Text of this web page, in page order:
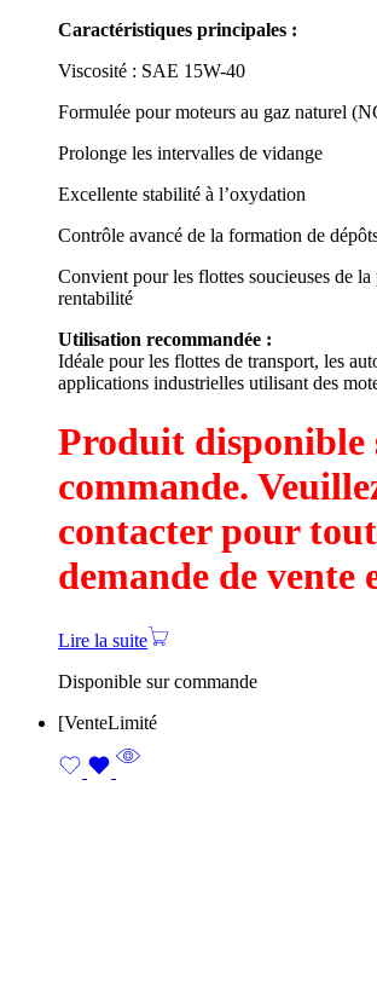
Caractéristiques principales :
Viscosité : SAE 15W-40
Formulée pour moteurs au gaz naturel
Prolonge les intervalles de vidange
Excellente stabilité à l’oxydation
Contrôle avancé de la formation de
Convient pour les flottes soucieuses de la
rentabilité
Utilisation recommandée :
Idéale pour les flottes de transport, les
applications industrielles utilisant des
Produit disponible
commande.
contacter pour
demande de vente
Lire la suite
Disponible sur commande
[VenteLimité